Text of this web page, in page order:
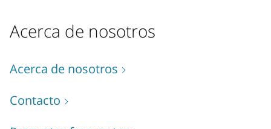
Acerca de nosotros
Acerca de nosotros
Contacto